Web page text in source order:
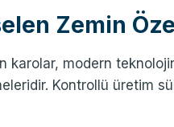
Zemin
karolar, modern
Kontrollü üretim